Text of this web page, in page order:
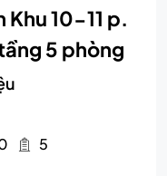
10-11 p.
5 phòng
5